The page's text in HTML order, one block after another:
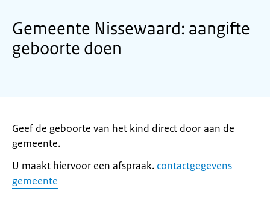
Gemeente Nissewaard: aangifte
geboorte doen
Geef de geboorte van het kind direct door aan de
gemeente.
U maakt hiervoor een afspraak. contactgegevens
gemeente